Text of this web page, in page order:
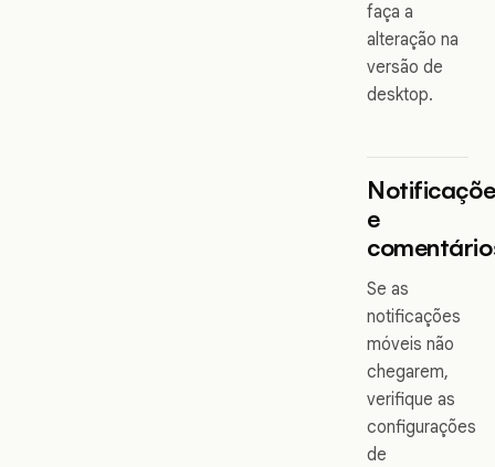
faça a
alteração na
versão de
desktop.
e
Se as
notificações
móveis não
chegarem,
verifique as
configurações
de